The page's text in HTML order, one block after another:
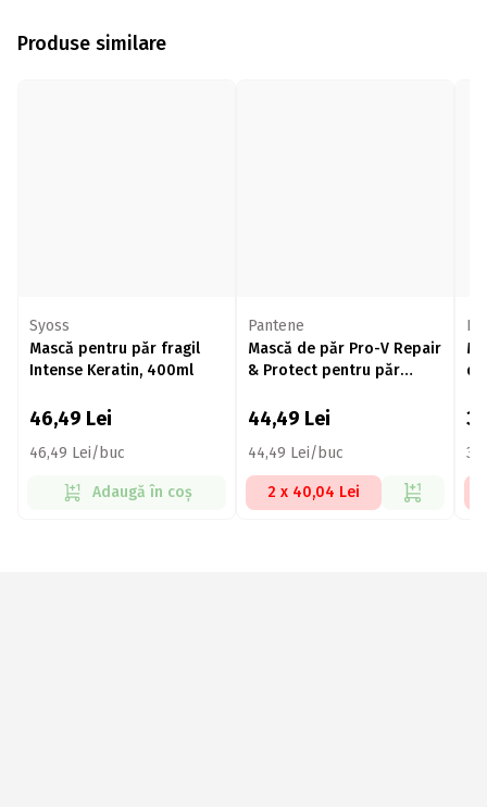
Produse similare
Syoss
Mască pentru păr fragil
Intense Keratin, 400ml
46,49 Lei
46,49 Lei/buc
Adaugă în coș
Pantene
Mască de păr Pro-V Repair
& Protect pentru păr
44,49 Lei
44,49 Lei/buc
2 x 40,04 Lei